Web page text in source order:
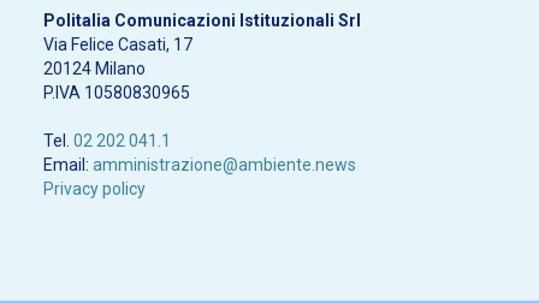
Politalia Comunicazioni Istituzionali Srl
Via Felice Casati, 17
20124 Milano
P.IVA 10580830965
Tel. 02 202 041.1
Email: amministrazione@ambiente.news
Privacy policy